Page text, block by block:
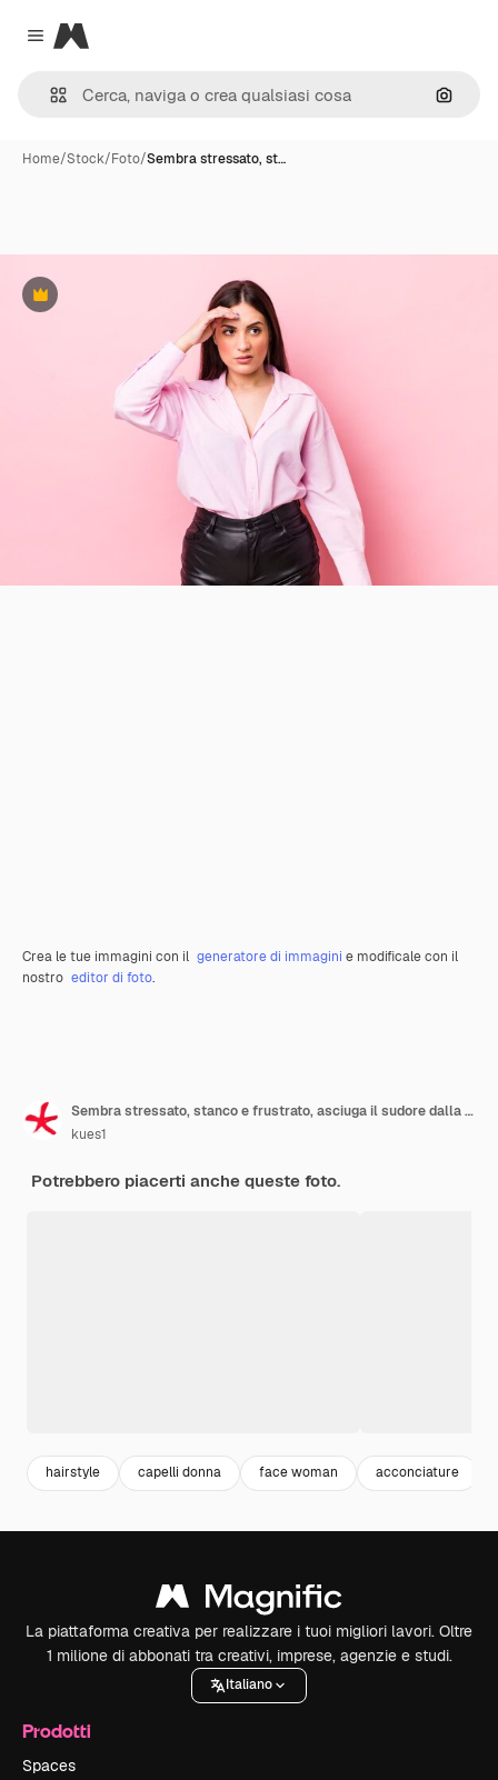
Close menu
Magnific
Cerca
Home/Stock/Foto/Sembra stressato, st…
Premium
Crea le tue immagini con il generatore di immagini e modificale con il
nostro editor di foto.
Sembra stressato, stanco e frustrato, asciuga il sudore dalla fronte, si sente disperato ed esausto.
kues1
Potrebbero piacerti anche queste foto.
hairstyle capelli donna face woman acconciature
La piattaforma creativa per realizzare i tuoi migliori lavori. Oltre
1 milione di abbonati tra creativi, imprese, agenzie e studi.
Italiano
Prodotti
Spaces